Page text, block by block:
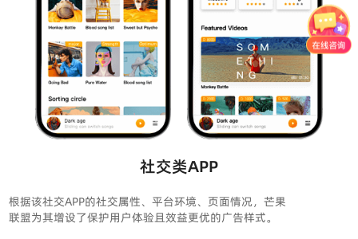
社交类APP
根据该社交APP的社交属性、平台环境、页面情况，芒果
联盟为其增设了保护用户体验且效益更优的广告样式。